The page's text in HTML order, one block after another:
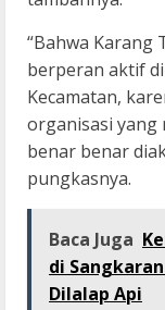
“Bahwa Karang
berperan aktif
Kecamatan,
organisasi yang
benar benar
pungkasnya.
Baca Juga
di
Dilalap Api